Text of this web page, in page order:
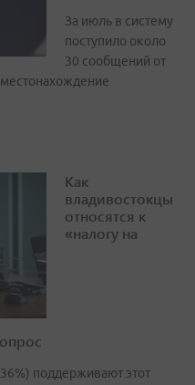
За июль в систему
поступило около
30 сообщений от
Как
владивостокцы
относятся к
«налогу на
поддерживают этот